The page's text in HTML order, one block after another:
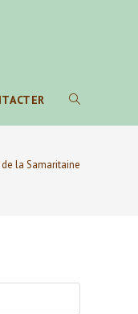
TOGGLE
la Samaritaine